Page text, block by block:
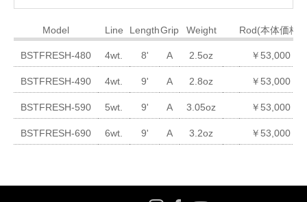
Model Line LengthGrip Weight Rod(本体価格)
BSTFRESH-480 4wt. 8' A 2.5oz ￥53,000
BSTFRESH-490 4wt. 9' A 2.8oz ￥53,000
BSTFRESH-590 5wt. 9' A 3.05oz ￥53,000
BSTFRESH-690 6wt. 9' A 3.2oz ￥53,000